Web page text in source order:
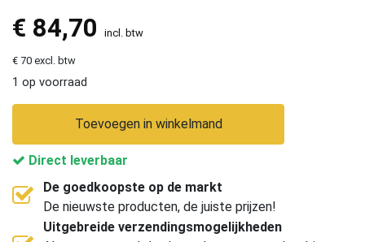
€ 84,70 incl. btw
€ 70 excl. btw
1 op voorraad
Toevoegen in winkelmand
Direct leverbaar
De goedkoopste op de markt
De nieuwste producten, de juiste prijzen!
Uitgebreide verzendingsmogelijkheden